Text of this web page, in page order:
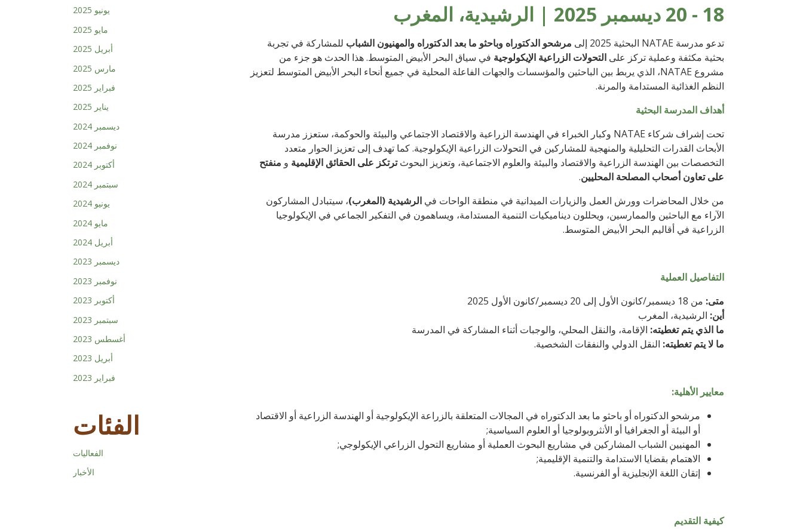
18 - 20 ديسمبر 2025 | الرشيدية، المغرب
تدعو مدرسة NATAE البحثية 2025 إلى مرشحو الدكتوراه وباحثو ما بعد الدكتوراه والمهنيون الشباب للمشاركة في تجربة
بحثية مكثفة وعملية تركز على التحولات الزراعية الإيكولوجية في سياق البحر الأبيض المتوسط. هذا الحدث هو جزء من
مشروع NATAE، الذي يربط بين الباحثين والمؤسسات والجهات الفاعلة المحلية في جميع أنحاء البحر الأبيض المتوسط لتعزيز
النظم الغذائية المستدامة والمرنة.
أهداف المدرسة البحثية
تحت إشراف شركاء NATAE وكبار الخبراء في الهندسة الزراعية والاقتصاد الاجتماعي والبيئة والحوكمة، ستعزز مدرسة
الأبحاث القدرات التحليلية والمنهجية للمشاركين في التحولات الزراعية الإيكولوجية. كما تهدف إلى تعزيز الحوار متعدد
التخصصات بين الهندسة الزراعية والاقتصاد والبيئة والعلوم الاجتماعية، وتعزيز البحوثترتكز على الحقائق الإقليمية و منفتح
على تعاون أصحاب المصلحة المحليين.
من خلال المحاضرات وورش العمل والزيارات الميدانية في منطقة الواحات في الرشيدية (المغرب)، سيتبادل المشاركون
الآراء مع الباحثين والممارسين، ويحللون ديناميكيات التنمية المستدامة، ويساهمون في التفكير الجماعي في الإيكولوجيا
الزراعية في أقاليم البحر الأبيض المتوسط.
التفاصيل العملية
متى: من 18 ديسمبر/كانون الأول إلى 20 ديسمبر/كانون الأول 2025
أين: الرشيدية، المغرب
ما الذي يتم تغطيته: الإقامة، والنقل المحلي، والوجبات أثناء المشاركة في المدرسة
ما لا يتم تغطيته: النقل الدولي والنفقات الشخصية.
معايير الأهلية:
مرشحو الدكتوراه أو باحثو ما بعد الدكتوراه في المجالات المتعلقة بالزراعة الإيكولوجية أو الهندسة الزراعية أو الاقتصاد
أو البيئة أو الجغرافيا أو الأنثروبولوجيا أو العلوم السياسية;
المهنيين الشباب المشاركين في مشاريع البحوث العملية أو مشاريع التحول الزراعي الإيكولوجي;
الاهتمام بقضايا الاستدامة والتنمية الإقليمية;
إتقان اللغة الإنجليزية أو الفرنسية.
كيفية التقديم
يونيو 2025
مايو 2025
أبريل 2025
مارس 2025
فبراير 2025
يناير 2025
ديسمبر 2024
نوفمبر 2024
أكتوبر 2024
سبتمبر 2024
يونيو 2024
مايو 2024
أبريل 2024
ديسمبر 2023
نوفمبر 2023
أكتوبر 2023
سبتمبر 2023
أغسطس 2023
أبريل 2023
فبراير 2023
الفئات
الفعاليات
الأخبار